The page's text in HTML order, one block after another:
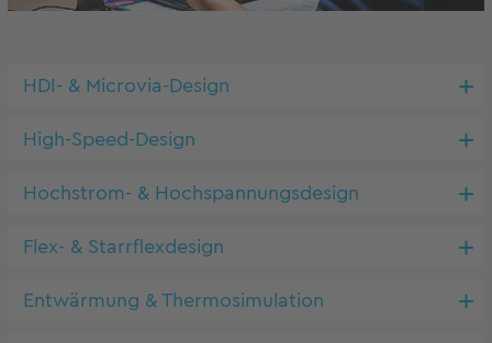
HDI- & Microvia-Design
High-Speed-Design
Hochstrom- & Hochspannungsdesign
Flex- & Starrflexdesign
Entwärmung & Thermosimulation